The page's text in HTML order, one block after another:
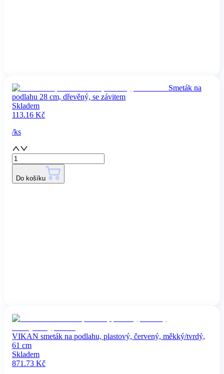
Smeták na
podlahu 28 cm, dřevěný, se závitem
Skladem
113.16 Kč
/ks
Do košíku
VIKAN smeták na podlahu, plastový, červený, měkký/tvrdý,
61 cm
Skladem
871.73 Kč